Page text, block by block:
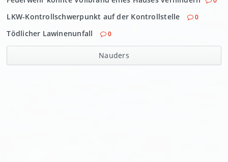
LKW-Kontrollschwerpunkt auf der Kontrollstelle 0
Tödlicher Lawinenunfall 0
Nauders